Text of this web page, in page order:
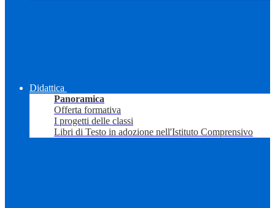
Didattica
Panoramica
Offerta formativa
I progetti delle classi
Libri di Testo in adozione nell'Istituto Comprensivo